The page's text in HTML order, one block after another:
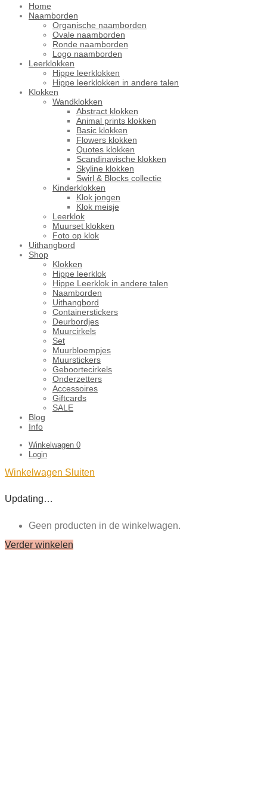
Home
Naamborden
Organische naamborden
Ovale naamborden
Ronde naamborden
Logo naamborden
Leerklokken
Hippe leerklokken
Hippe leerklokken in andere talen
Klokken
Wandklokken
Abstract klokken
Animal prints klokken
Basic klokken
Flowers klokken
Quotes klokken
Scandinavische klokken
Skyline klokken
Swirl & Blocks collectie
Kinderklokken
Klok jongen
Klok meisje
Leerklok
Muurset klokken
Foto op klok
Uithangbord
Shop
Klokken
Hippe leerklok
Hippe Leerklok in andere talen
Naamborden
Uithangbord
Containerstickers
Deurbordjes
Muurcirkels
Set
Muurbloempjes
Muurstickers
Geboortecirkels
Onderzetters
Accessoires
Giftcards
SALE
Blog
Info
Winkelwagen 0
Login
Winkelwagen Sluiten
Updating…
Geen producten in de winkelwagen.
Verder winkelen